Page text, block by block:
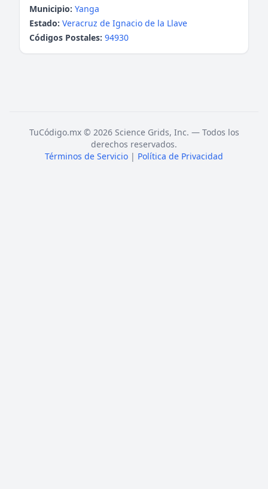
Municipio: Yanga
Estado: Veracruz de Ignacio de la Llave
Códigos Postales: 94930
TuCódigo.mx © 2026 Science Grids, Inc. — Todos los
derechos reservados.
Términos de Servicio | Política de Privacidad